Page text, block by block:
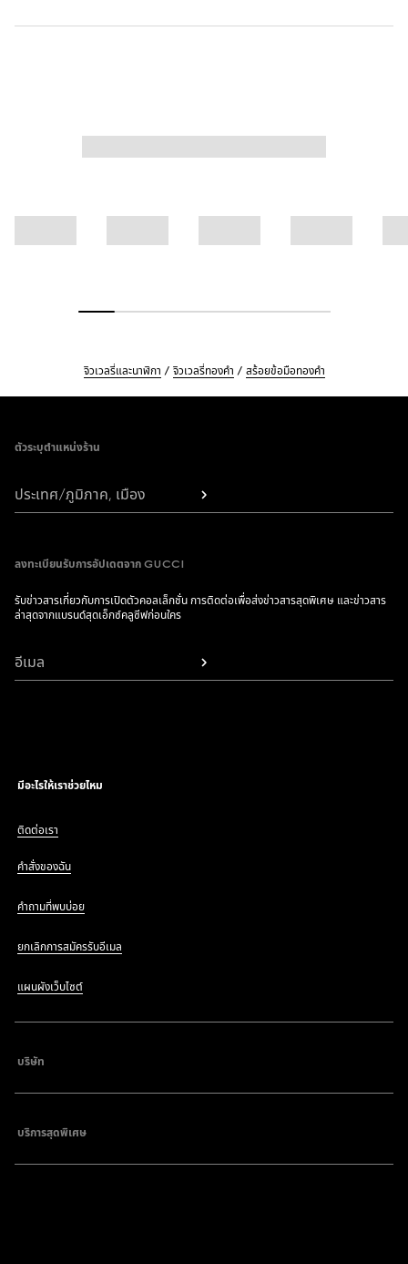
จิวเวลรี่และนาฬิกา จิวเวลรี่ทองคำ สร้อยข้อมือทองคำ
ตัวระบุตำแหน่งร้าน
ประเทศ/ภูมิภาค, เมือง
ลงทะเบียนรับการอัปเดตจาก GUCCI
รับข่าวสารเกี่ยวกับการเปิดตัวคอลเล็กชั่น การติดต่อเพื่อส่งข่าวสารสุดพิเศษ และข่าวสาร
ล่าสุดจากแบรนด์สุดเอ็กซ์คลูซีฟก่อนใคร
อีเมล
มีอะไรให้เราช่วยไหม
ติดต่อเรา
คำสั่งของฉัน
คำถามที่พบบ่อย
ยกเลิกการสมัครรับอีเมล
แผนผังเว็บไซต์
บริษัท
บริการสุดพิเศษ